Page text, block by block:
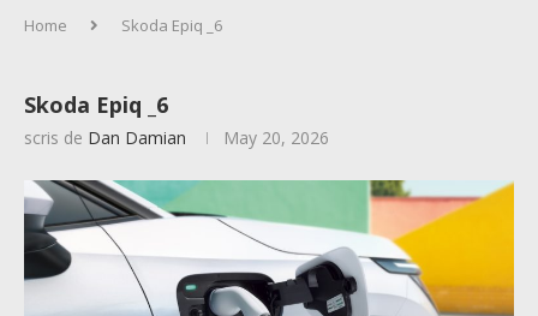
Home Skoda Epiq _6
Skoda Epiq _6
scris de Dan Damian May 20, 2026